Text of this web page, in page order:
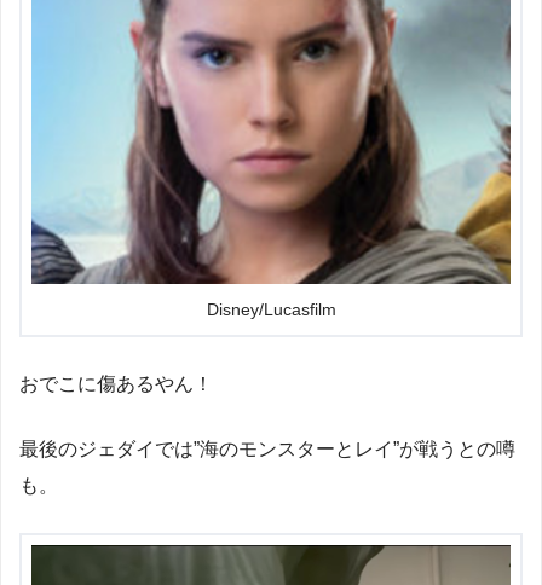
Disney/Lucasfilm
おでこに傷あるやん！
最後のジェダイでは”海のモンスターとレイ”が戦うとの噂
も。